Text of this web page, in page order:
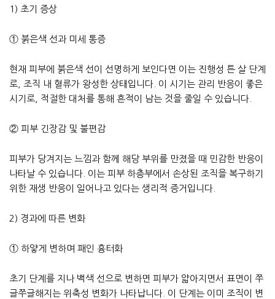
1) 초기 증상
① 붉은색 선과 미세 통증
현재 피부에 붉은색 선이 선명하게 보인다면 이는 진행성 튼 살 단계
로, 조직 내 혈류가 왕성한 상태입니다. 이 시기는 관리 반응이 좋은
시기로, 적절한 대처를 통해 흔적이 남는 것을 줄일 수 있습니다.
② 피부 긴장감 및 불편감
피부가 당겨지는 느낌과 함께 해당 부위를 만졌을 때 민감한 반응이
나타날 수 있습니다. 이는 피부 하층부에서 손상된 조직을 복구하기
위한 재생 반응이 일어나고 있다는 생리적 증거입니다.
2) 경과에 따른 변화
① 하얗게 변하며 패인 흉터화
초기 단계를 지나 백색 선으로 변하면 피부가 얇아지면서 표면이 쭈
글쭈글해지는 위축성 변화가 나타납니다. 이 단계는 이미 조직이 변